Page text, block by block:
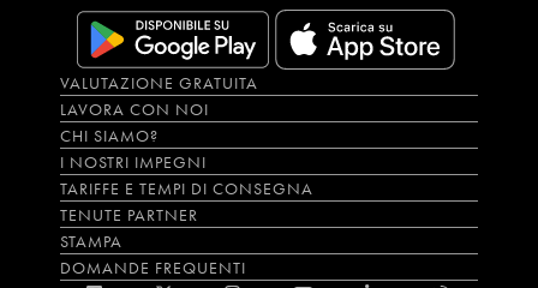
VALUTAZIONE GRATUITA
LAVORA CON NOI
CHI SIAMO?
I NOSTRI IMPEGNI
TARIFFE E TEMPI DI CONSEGNA
TENUTE PARTNER
STAMPA
DOMANDE FREQUENTI